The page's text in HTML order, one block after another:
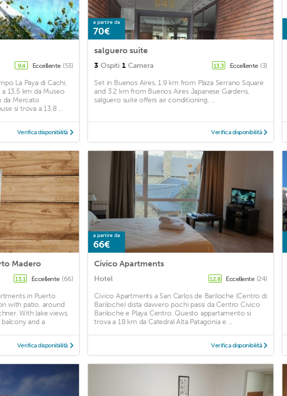
9,4 Eccellente (53)
La Paya di Cachi,
13,5 km da Museo
da Mercato
si trova a 13,8 ...
Verifica disponibilità
a partire da
70€
salguero suite
3 Ospiti 1 Camera 13,3 Eccellente (3)
Set in Buenos Aires, 1.9 km from Plaza Serrano Square
and 3.2 km from Buenos Aires Japanese Gardens,
salguero suite offers air conditioning. ...
Verifica disponibilità
Madero
13,1 Eccellente (66)
in Puerto
with patio, around
With lake views,
and a
Verifica disponibilità
a partire da
66€
Civico Apartments
Hotel 12,8 Eccellente (24)
Civico Apartments a San Carlos de Bariloche (Centro di
Bariloche) dista davvero pochi passi da Centro Civico
Bariloche e Playa Centro. Questo appartamento si
trova a 18 km da Catedral Alta Patagonia e ...
Verifica disponibilità